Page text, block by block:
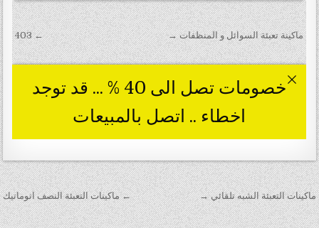
تصفّح المقالات ← ماكينات التعبئة النصف اتوماتيك ماكينات التعبئة الشبه تلقائي →